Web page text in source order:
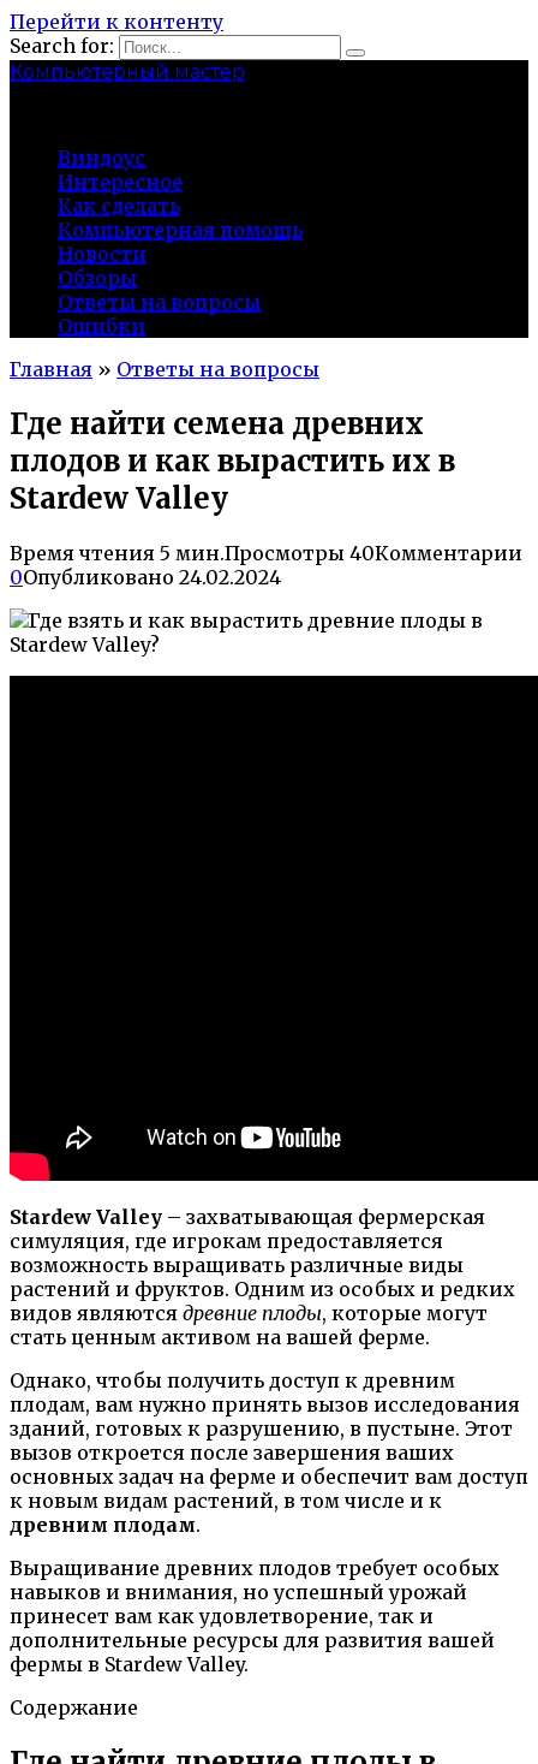
Перейти к контенту
Search for:
Компьютерный мастер
Виндоус
Интересное
Как сделать
Компьютерная помощь
Новости
Обзоры
Ответы на вопросы
Ошибки
Главная » Ответы на вопросы
Где найти семена древних
плодов и как вырастить их в
Stardew Valley
Время чтения 5 мин.Просмотры 40Комментарии
0Опубликовано 24.02.2024
Stardew Valley – захватывающая фермерская
симуляция, где игрокам предоставляется
возможность выращивать различные виды
растений и фруктов. Одним из особых и редких
видов являются древние плоды, которые могут
стать ценным активом на вашей ферме.
Однако, чтобы получить доступ к древним
плодам, вам нужно принять вызов исследования
зданий, готовых к разрушению, в пустыне. Этот
вызов откроется после завершения ваших
основных задач на ферме и обеспечит вам доступ
к новым видам растений, в том числе и к
древним плодам.
Выращивание древних плодов требует особых
навыков и внимания, но успешный урожай
принесет вам как удовлетворение, так и
дополнительные ресурсы для развития вашей
фермы в Stardew Valley.
Содержание